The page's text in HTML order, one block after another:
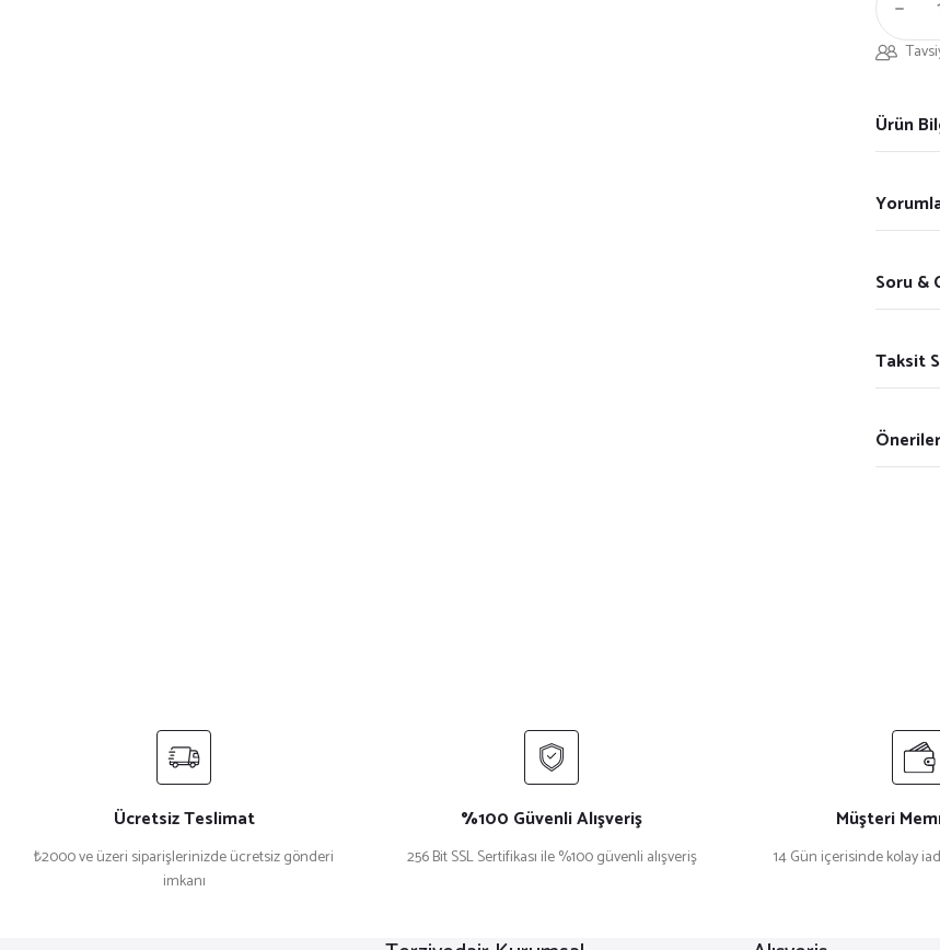
Ürün
Soru &
Taksit
Ücretsiz Teslimat
₺2000 ve üzeri siparişlerinizde ücretsiz gönderi
imkanı
%100 Güvenli Alışveriş
256 Bit SSL Sertifikası ile %100 güvenli alışveriş
Müşteri
14 Gün içerisinde kolay